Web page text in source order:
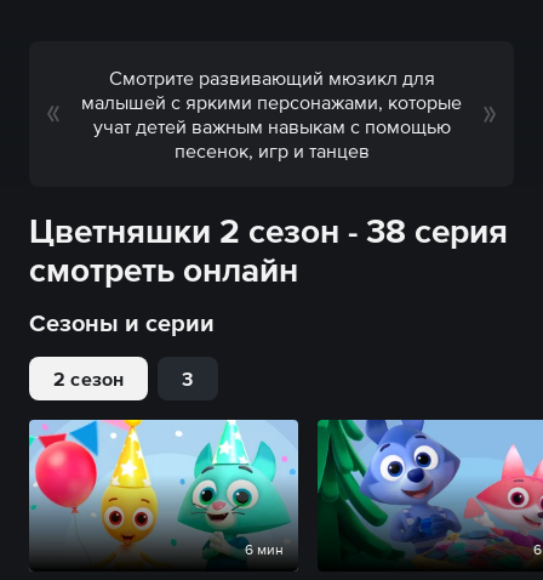
Смотрите развивающий мюзикл для
малышей с яркими персонажами, которые
учат детей важным навыкам с помощью
песенок, игр и танцев
Цветняшки 2 сезон - 38 серия
смотреть онлайн
Сезоны и серии
2 сезон 3
6 мин